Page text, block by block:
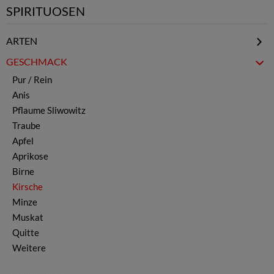
SPIRITUOSEN
ARTEN
Mastika & Menta
Brandy - Weinbrand
Rakija
Likör
Whisky
Vodka
Rum
Gin
Ouzo
GESCHMACK
Pur / Rein
Anis
Pflaume Sliwowitz
Traube
Apfel
Aprikose
Birne
Kirsche
Minze
Muskat
Quitte
Weitere